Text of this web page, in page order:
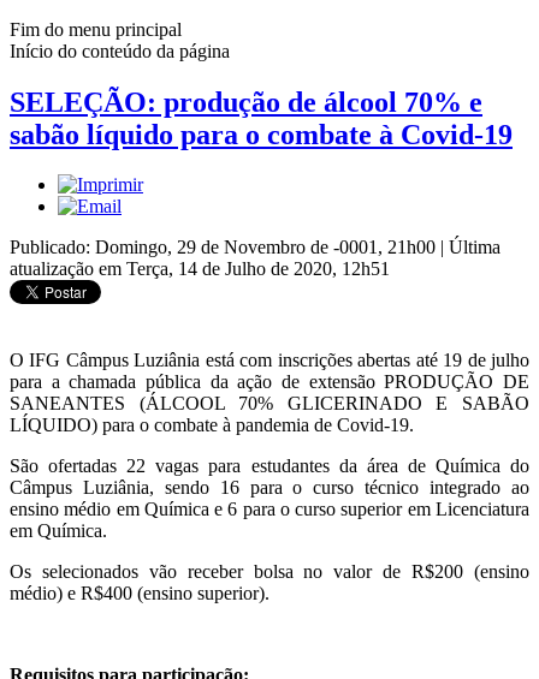
Fim do menu principal
Início do conteúdo da página
SELEÇÃO: produção de álcool 70% e
sabão líquido para o combate à Covid-19
Publicado: Domingo, 29 de Novembro de -0001, 21h00 | Última
atualização em Terça, 14 de Julho de 2020, 12h51
O IFG Câmpus Luziânia está com inscrições abertas até 19 de julho
para a chamada pública da ação de extensão PRODUÇÃO DE
SANEANTES (ÁLCOOL 70% GLICERINADO E SABÃO
LÍQUIDO) para o combate à pandemia de Covid-19.
São ofertadas 22 vagas para estudantes da área de Química do
Câmpus Luziânia, sendo 16 para o curso técnico integrado ao
ensino médio em Química e 6 para o curso superior em Licenciatura
em Química.
Os selecionados vão receber bolsa no valor de R$200 (ensino
médio) e R$400 (ensino superior).